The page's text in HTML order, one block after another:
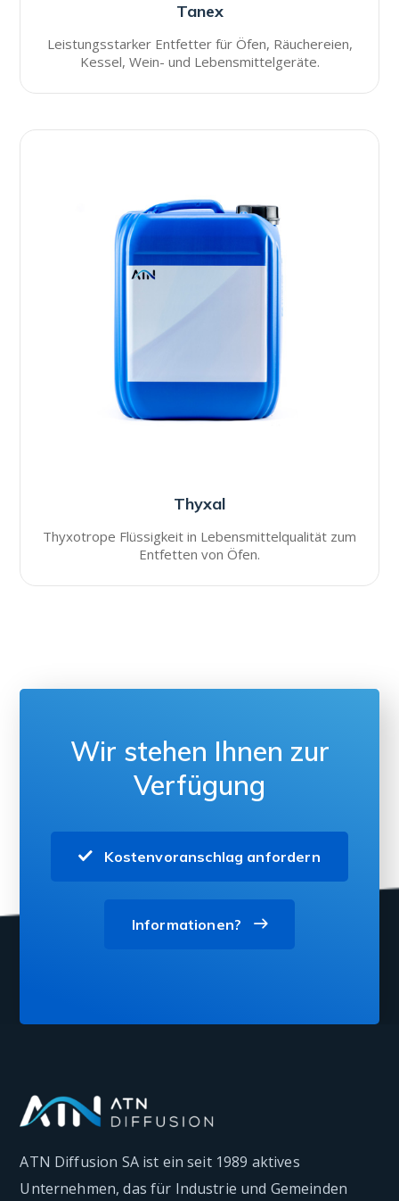
Tanex
Leistungsstarker Entfetter für Öfen, Räuchereien,
Kessel, Wein- und Lebensmittelgeräte.
Thyxal
Thyxotrope Flüssigkeit in Lebensmittelqualität zum
Entfetten von Öfen.
Wir stehen Ihnen zur
Verfügung
Kostenvoranschlag anfordern
Informationen?
ATN Diffusion SA ist ein seit 1989 aktives
Unternehmen, das für Industrie und Gemeinden